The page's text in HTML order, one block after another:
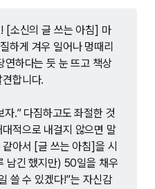
[소신의 글 쓰는 아침] 마
하게 겨우 일어나 멍때리
연하다는 듯 눈 뜨고 책상
합니다.
.” 다짐하고도 좌절한 것
적으로 내걸지 않으면 말
아서 [글 쓰는 아침]을 시
남긴 했지만) 50일을 채우
쓸 수 있겠다!”는 자신감